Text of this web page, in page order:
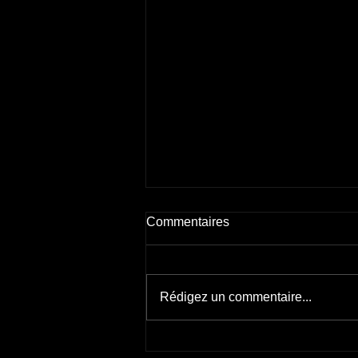
Nouveaux carnets d'ETSO
Bonjour, j'ai le plaisir de vous
s'agit de deux nouvelles éditions
revues et...
Commentaires
Rédigez un commentaire...